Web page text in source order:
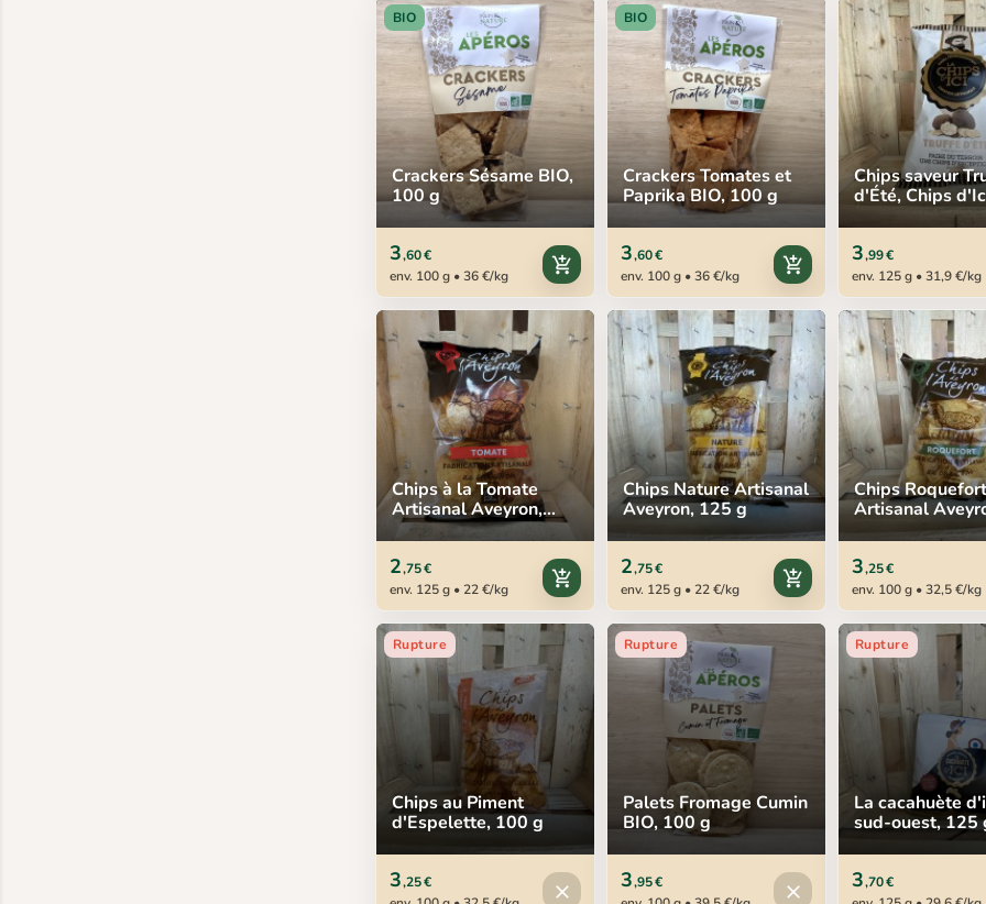
BIO
Crackers Sésame BIO,
100 g
3,60 €
env. 100 g • 36 €/kg
add_shopping_cart
BIO
Crackers Tomates et
Paprika BIO, 100 g
3,60 €
env. 100 g • 36 €/kg
add_shopping_cart
Chips saveur
d'Été, Chips
g
3,99 €
env. 125 g • 31,9 €/kg
Chips à la Tomate
Artisanal Aveyron,
125 g
2,75 €
env. 125 g • 22 €/kg
add_shopping_cart
Chips Nature Artisanal
Aveyron, 125 g
2,75 €
env. 125 g • 22 €/kg
add_shopping_cart
Chips Roquefort
Artisanal
3,25 €
env. 100 g • 32,5 €/kg
Rupture
Chips au Piment
d'Espelette, 100 g
3,25 €
close Produit indisponible
Rupture
Palets Fromage Cumin
BIO, 100 g
3,95 €
close Produit indisponible
Rupture
La cacahuète
sud-ouest, 125
3,70 €